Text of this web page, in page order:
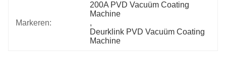
Markeren:
200A PVD Vacuüm Coating
Machine
,
Deurklink PVD Vacuüm Coating
Machine